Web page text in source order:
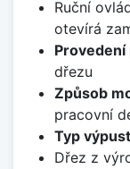
Ruční
otevírá
Provedení
dřezu
Způsob
pracovní
Typ
Dřez z